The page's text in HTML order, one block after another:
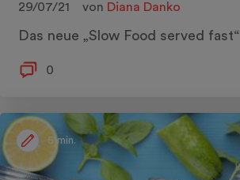
29/07/21 von Diana Danko
Das neue „Slow Food served fast“
0
5 min.